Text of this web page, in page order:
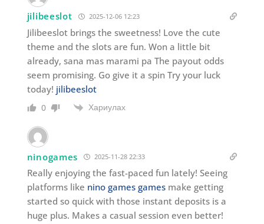
jilibeeslot 2025-12-06 12:23
Jilibeeslot brings the sweetness! Love the cute
theme and the slots are fun. Won a little bit
already, sana mas marami pa The payout odds
seem promising. Go give it a spin Try your luck
today! jilibeeslot
0 Хариулах
ninogames 2025-11-28 22:33
Really enjoying the fast-paced fun lately! Seeing
platforms like nino games gamesmake getting
started so quick with those instant deposits is a
huge plus. Makes a casual session even better!